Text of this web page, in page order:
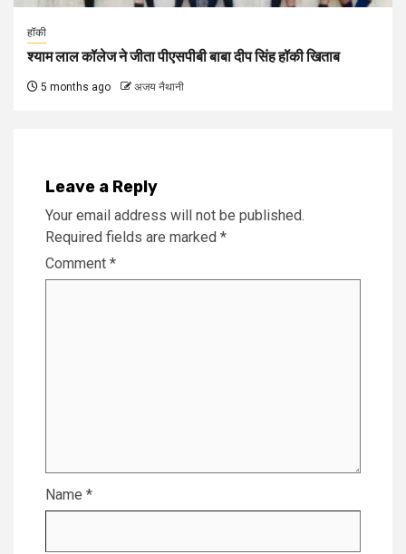
हॉकी
श्याम लाल कॉलेज ने जीता पीएसपीबी बाबा दीप सिंह हॉकी खिताब
5 months ago अजय नैथानी
Leave a Reply
Your email address will not be published.
Required fields are marked *
Comment *
Name *